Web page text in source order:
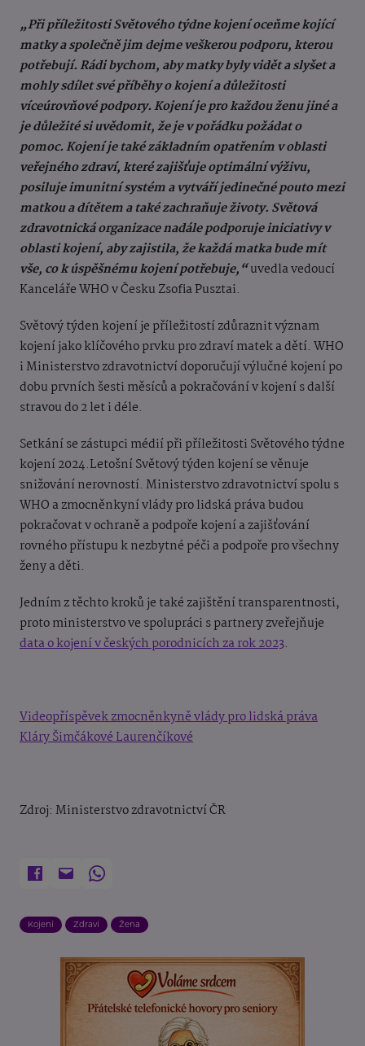
„Při příležitosti Světového týdne kojení oceňme kojící
matky a společně jim dejme veškerou podporu, kterou
potřebují. Rádi bychom, aby matky byly vidět a slyšet a
mohly sdílet své příběhy o kojení a důležitosti
víceúrovňové podpory. Kojení je pro každou ženu jiné a
je důležité si uvědomit, že je v pořádku požádat o
pomoc. Kojení je také základním opatřením v oblasti
veřejného zdraví, které zajišťuje optimální výživu,
posiluje imunitní systém a vytváří jedinečné pouto mezi
matkou a dítětem a také zachraňuje životy. Světová
zdravotnická organizace nadále podporuje iniciativy v
oblasti kojení, aby zajistila, že každá matka bude mít
vše, co k úspěšnému kojení potřebuje,“uvedla vedoucí
Kanceláře WHO v Česku Zsofia Pusztai.
Světový týden kojení je příležitostí zdůraznit význam
kojení jako klíčového prvku pro zdraví matek a dětí. WHO
i Ministerstvo zdravotnictví doporučují výlučné kojení po
dobu prvních šesti měsíců a pokračování v kojení s další
stravou do 2 let i déle.
Setkání se zástupci médií při příležitosti Světového týdne
kojení 2024.Letošní Světový týden kojení se věnuje
snižování nerovností. Ministerstvo zdravotnictví spolu s
WHO a zmocněnkyní vlády pro lidská práva budou
pokračovat v ochraně a podpoře kojení a zajišťování
rovného přístupu k nezbytné péči a podpoře pro všechny
ženy a děti.
Jedním z těchto kroků je také zajištění transparentnosti,
proto ministerstvo ve spolupráci s partnery zveřejňuje
data o kojení v českých porodnicích za rok 2023.
Videopříspěvek zmocněnkyně vlády pro lidská práva
Kláry Šimčákové Laurenčíkové
Zdroj: Ministerstvo zdravotnictví ČR
Kojení Zdraví Žena